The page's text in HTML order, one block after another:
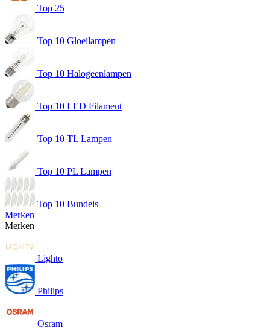
Top 25
Top 10 Gloeilampen
Top 10 Halogeenlampen
Top 10 LED Filament
Top 10 TL Lampen
Top 10 PL Lampen
Top 10 Bundels
Merken
Merken
Lighto
Philips
Osram